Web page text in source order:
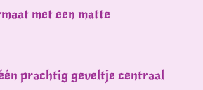
met een matte
prachtig geveltje centraal